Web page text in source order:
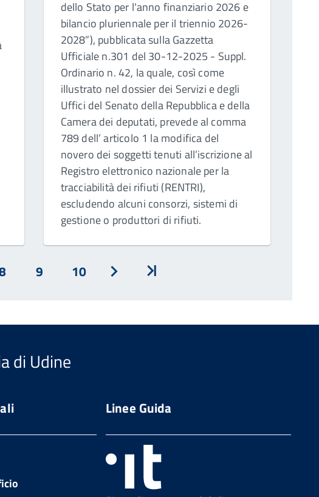
dello Stato per l'anno finanziario 2026 e
bilancio pluriennale per il triennio 2026-
2028”), pubblicata sulla Gazzetta
Ufficiale n.301 del 30-12-2025 - Suppl.
Ordinario n. 42, la quale, così come
illustrato nel dossier dei Servizi e degli
Uffici del Senato della Repubblica e della
Camera dei deputati, prevede al comma
789 dell’ articolo 1 la modifica del
novero dei soggetti tenuti all’iscrizione al
Registro elettronico nazionale per la
tracciabilità dei rifiuti (RENTRI),
escludendo alcuni consorzi, sistemi di
gestione o produttori di rifiuti.
9 10
di Udine
Linee Guida